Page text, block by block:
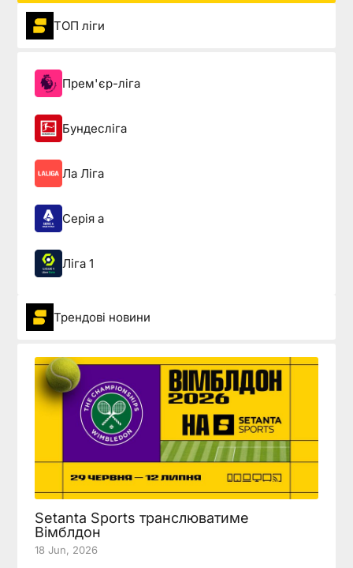
ТОП ліги
Прем'єр-ліга
Бундесліга
Ла Ліга
Серія а
Ліга 1
Трендові новини
Setanta Sports транслюватиме
Вімблдон
18 Jun, 2026